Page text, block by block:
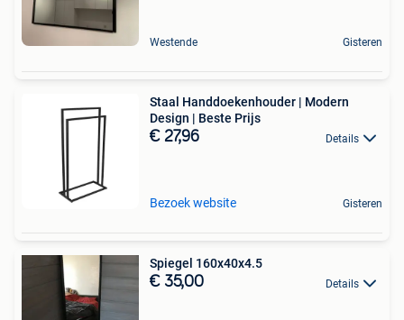
Westende Gisteren
Staal Handdoekenhouder | Modern
Design | Beste Prijs
€ 27,96 Details
Bezoek website Gisteren
Spiegel 160x40x4.5
€ 35,00 Details